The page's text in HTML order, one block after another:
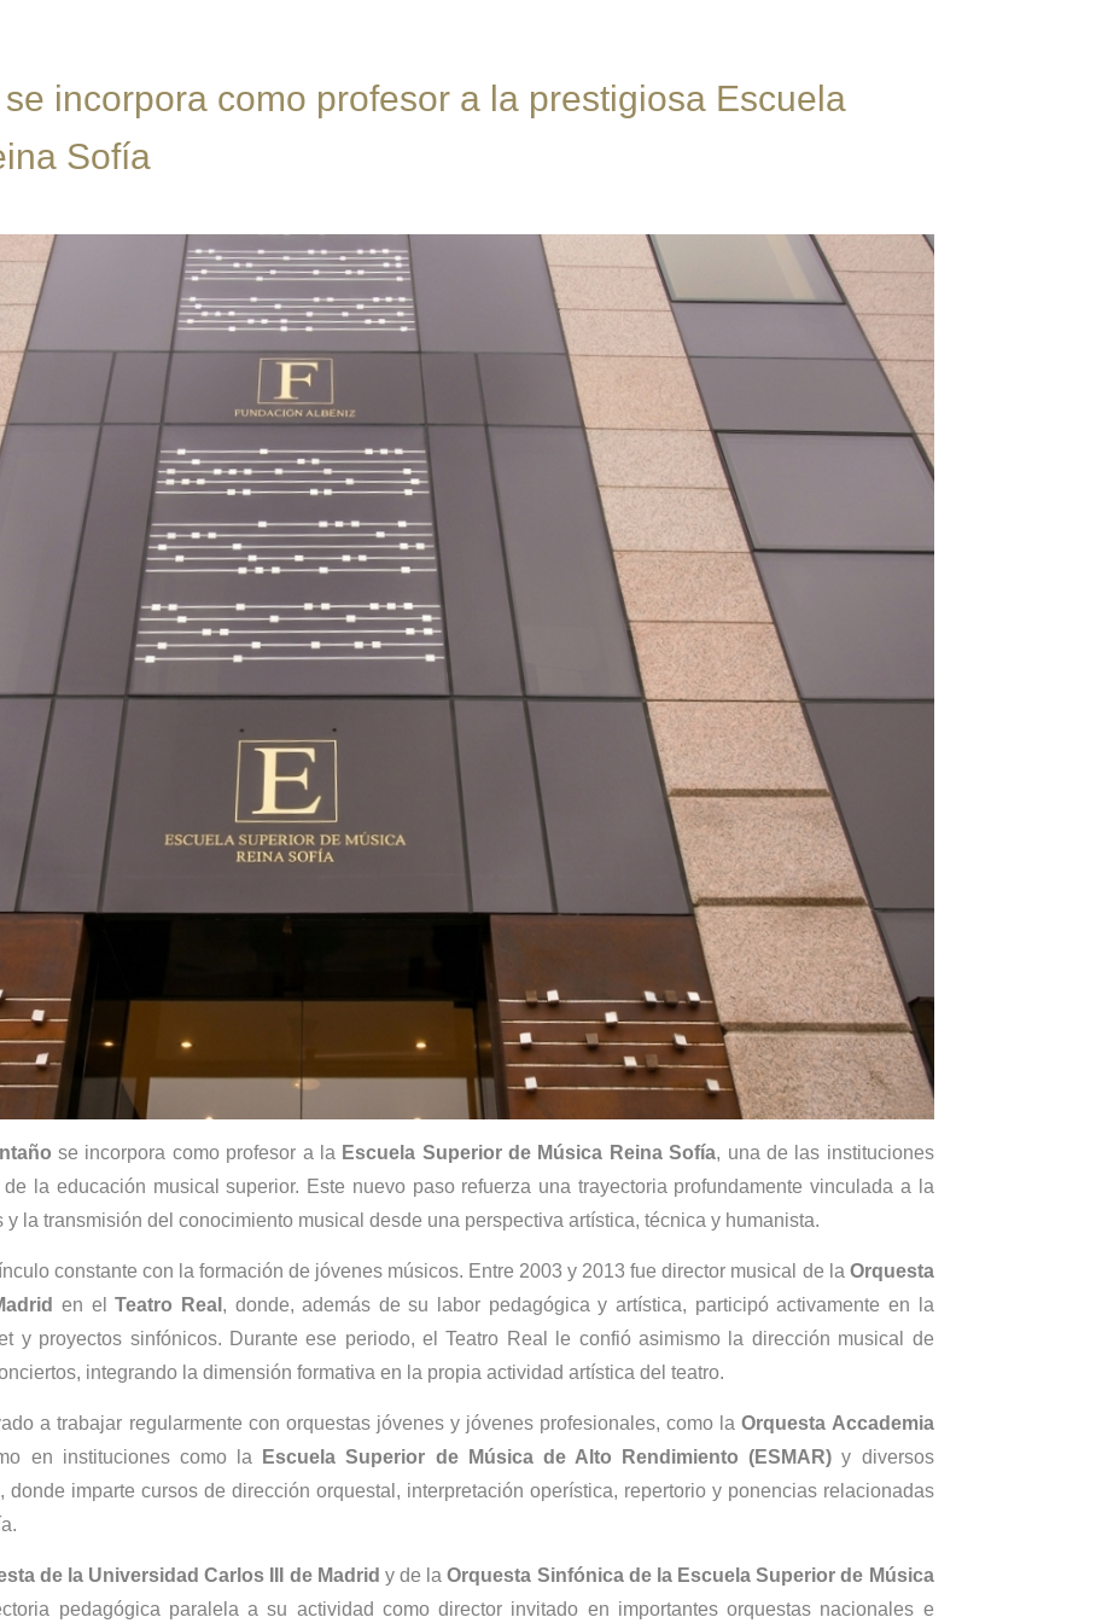
incorpora como profesor a la prestigiosa Escuela
Sofía
se incorpora como profesor a la Escuela Superior de Música Reina Sofía, una de las instituciones
la educación musical superior. Este nuevo paso refuerza una trayectoria profundamente vinculada a la
la transmisión del conocimiento musical desde una perspectiva artística, técnica y humanista.
constante con la formación de jóvenes músicos. Entre 2003 y 2013 fue director musical de la Orquesta
en elTeatro Real , donde, además de su labor pedagógica y artística, participó activamente en la
y proyectos sinfónicos. Durante ese periodo, el Teatro Real le confió asimismo la dirección musical de
integrando la dimensión formativa en la propia actividad artística del teatro.
a trabajar regularmente con orquestas jóvenes y jóvenes profesionales, como laOrquesta Accademia
en instituciones como la Escuela Superior de Música de Alto Rendimiento (ESMAR) y diversos
imparte cursos de dirección orquestal, interpretación operística, repertorio y ponencias relacionadas
de la Universidad Carlos III de Madrid y de laOrquesta Sinfónica de la Escuela Superior de Música
pedagógica paralela a su actividad como director invitado en importantes orquestas nacionales e